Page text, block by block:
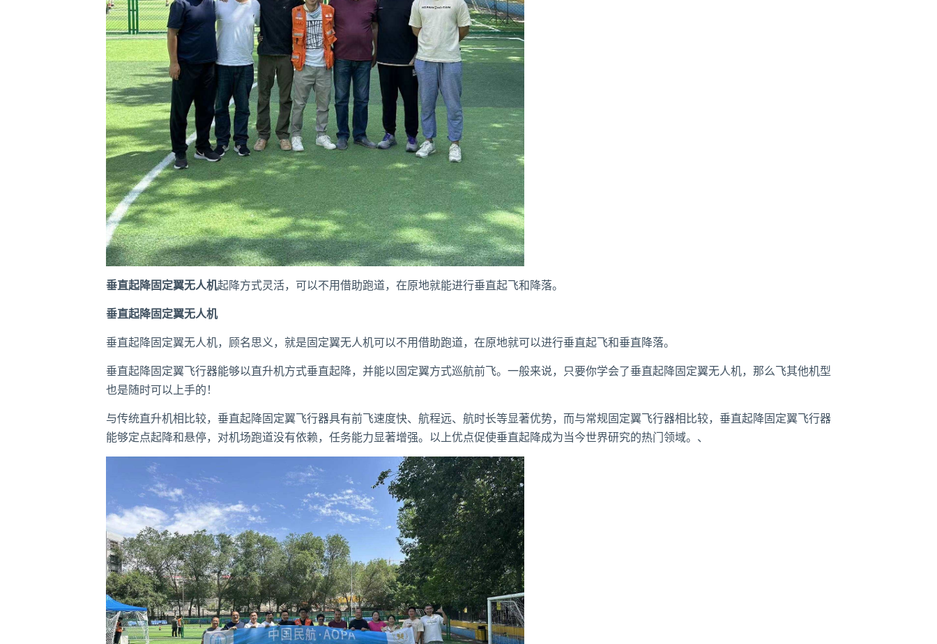
垂直起降固定翼无人机起降方式灵活，可以不用借助跑道，在原地就能进行垂直起飞和降落。
垂直起降固定翼无人机
垂直起降固定翼无人机，顾名思义，就是固定翼无人机可以不用借助跑道，在原地就可以进行垂直起飞和垂直降落。
垂直起降固定翼飞行器能够以直升机方式垂直起降，并能以固定翼方式巡航前飞。一般来说，只要你学会了垂直起降固定翼无人机，那么飞其他机型
也是随时可以上手的！
与传统直升机相比较，垂直起降固定翼飞行器具有前飞速度快、航程远、航时长等显著优势，而与常规固定翼飞行器相比较，垂直起降固定翼飞行器
能够定点起降和悬停，对机场跑道没有依赖，任务能力显著增强。以上优点促使垂直起降成为当今世界研究的热门领域。、